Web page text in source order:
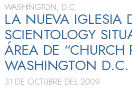
GRAN
WASHINGTON, D.C.
LA NUEVA IGLESIA
SCIENTOLOGY
ÁREA DE “CHURCH
WASHINGTON D.C.
31 DE OCTUBRE DEL 2009